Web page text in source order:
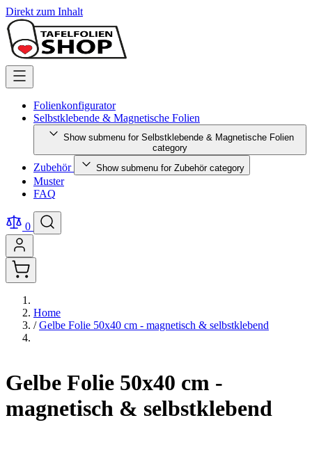
Direkt zum Inhalt
Folienkonfigurator
Selbstklebende & Magnetische Folien
Show submenu for Selbstklebende & Magnetische Folien
category
Zubehör Show submenu for Zubehör category
Muster
FAQ
0
Home
/ Gelbe Folie 50x40 cm - magnetisch & selbstklebend
Gelbe Folie 50x40 cm -
magnetisch & selbstklebend